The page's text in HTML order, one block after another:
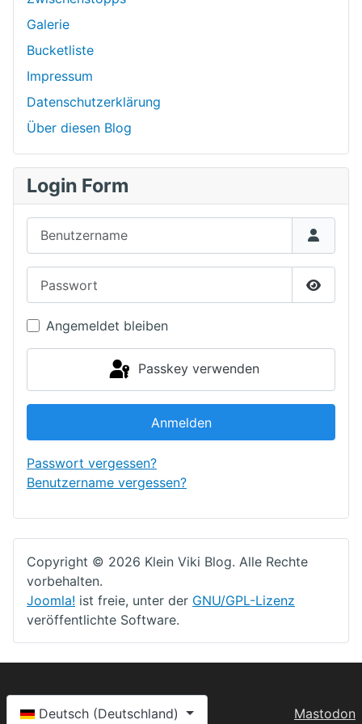
Galerie
Bucketliste
Impressum
Datenschutzerklärung
Über diesen Blog
Login Form
Angemeldet bleiben
Passkey verwenden
Anmelden
Passwort vergessen?
Benutzername vergessen?
Copyright © 2026 Klein Viki Blog. Alle Rechte
vorbehalten.
Joomla! ist freie, unter der GNU/GPL-Lizenz
veröffentlichte Software.
Sprache auswählen
Deutsch (Deutschland) Mastodon